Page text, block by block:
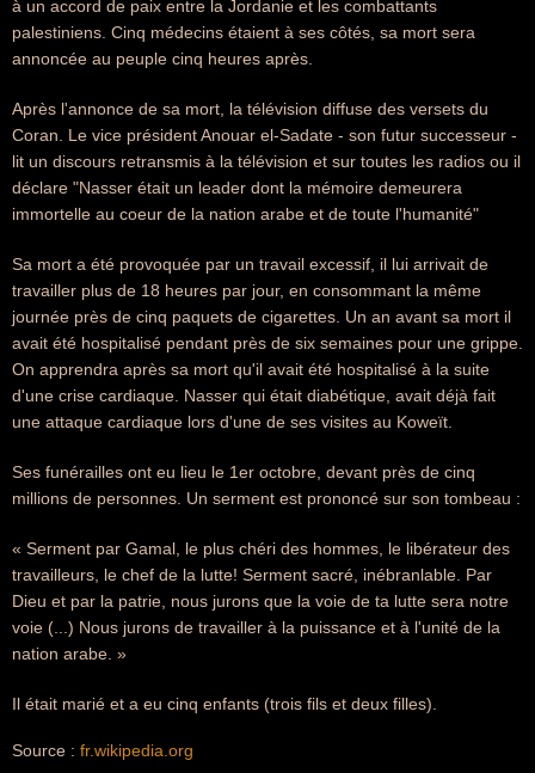
à un accord de paix entre la Jordanie et les combattants
palestiniens. Cinq médecins étaient à ses côtés, sa mort sera
annoncée au peuple cinq heures après.
Après l'annonce de sa mort, la télévision diffuse des versets du
Coran. Le vice président Anouar el-Sadate - son futur successeur -
lit un discours retransmis à la télévision et sur toutes les radios ou il
déclare "Nasser était un leader dont la mémoire demeurera
immortelle au coeur de la nation arabe et de toute l'humanité"
Sa mort a été provoquée par un travail excessif, il lui arrivait de
travailler plus de 18 heures par jour, en consommant la même
journée près de cinq paquets de cigarettes. Un an avant sa mort il
avait été hospitalisé pendant près de six semaines pour une grippe.
On apprendra après sa mort qu'il avait été hospitalisé à la suite
d'une crise cardiaque. Nasser qui était diabétique, avait déjà fait
une attaque cardiaque lors d'une de ses visites au Koweït.
Ses funérailles ont eu lieu le 1er octobre, devant près de cinq
millions de personnes. Un serment est prononcé sur son tombeau :
« Serment par Gamal, le plus chéri des hommes, le libérateur des
travailleurs, le chef de la lutte! Serment sacré, inébranlable. Par
Dieu et par la patrie, nous jurons que la voie de ta lutte sera notre
voie (...) Nous jurons de travailler à la puissance et à l'unité de la
nation arabe. »
Il était marié et a eu cinq enfants (trois fils et deux filles).
Source : fr.wikipedia.org